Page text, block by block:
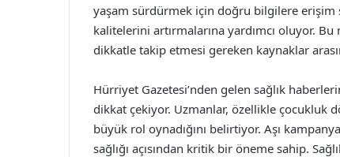
yaşam sürdürmek için doğru bilgilere erişim
kalitelerini artırmalarına yardımcı oluyor.
dikkatle takip etmesi gereken kaynaklar
Hürriyet Gazetesi’nden gelen sağlık
dikkat çekiyor. Uzmanlar, özellikle çocukluk
büyük rol oynadığını belirtiyor. Aşı
sağlığı açısından kritik bir öneme sahip.